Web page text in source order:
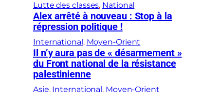
Lutte des classes, National
Alex arrêté à nouveau : Stop à la
répression politique !
International , Moyen-Orient
Il n’y aura pas de « désarmement »
du Front national de la résistance
palestinienne
Asie, International , Moyen-Orient